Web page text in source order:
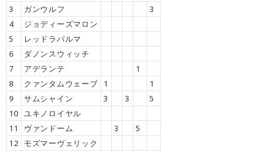
3
ガンウルフ
3
4
ジョディーズマロン
5
レッドラパルマ
6
ダノンスウィッチ
7
アデランテ
1
8
クァンタムウェーブ 1
1
9
サムシャイン 3 3
5
10 ユキノロイヤル
11
ヴァンドーム 3
5
12
モズマーヴェリック